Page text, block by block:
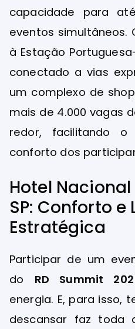
capacidade para
eventos simultâneos.
à Estação
conectado a vias
um complexo de
mais de 4.000 vagas
redor, facilitando
conforto dos
Hotel Nacional
SP: Conforto
Estratégica
Participar de um
do RD Summit
energia. E, para isso,
descansar faz toda